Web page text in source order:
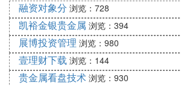
融资对象分 浏览：728
凯裕金银贵金属 浏览：394
展博投资管理 浏览：980
壹理财下载 浏览：144
贵金属看盘技术 浏览：930